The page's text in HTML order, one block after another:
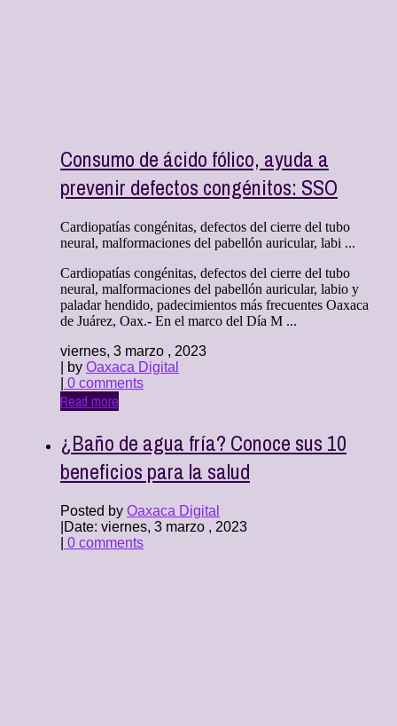
Consumo de ácido fólico, ayuda a
prevenir defectos congénitos: SSO
Cardiopatías congénitas, defectos del cierre del tubo
neural, malformaciones del pabellón auricular, labi ...
Cardiopatías congénitas, defectos del cierre del tubo
neural, malformaciones del pabellón auricular, labio y
paladar hendido, padecimientos más frecuentes Oaxaca
de Juárez, Oax.- En el marco del Día M ...
viernes, 3 marzo , 2023
| by Oaxaca Digital
0 comments
Read more
¿Baño de agua fría? Conoce sus 10
beneficios para la salud
Posted by Oaxaca Digital
Date: viernes, 3 marzo , 2023
0 comments